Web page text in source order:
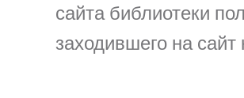
сайта библиотеки
заходившего на сайт